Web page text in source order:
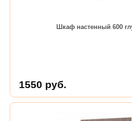
Шкаф настенный 600
1550 руб.